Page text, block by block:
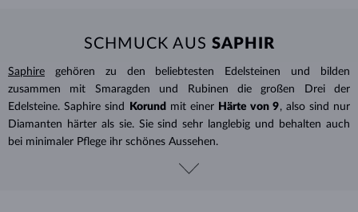
SCHMUCK AUS SAPHIR
Saphire gehören zu den beliebtesten Edelsteinen und bilden
zusammen mit Smaragden und Rubinen die großen Drei der
Edelsteine. Saphire sind
Korund mit einer Härte von 9, also sind nur
Diamanten härter als sie. Sie sind sehr langlebig und behalten auch
bei minimaler Pflege ihr schönes Aussehen.